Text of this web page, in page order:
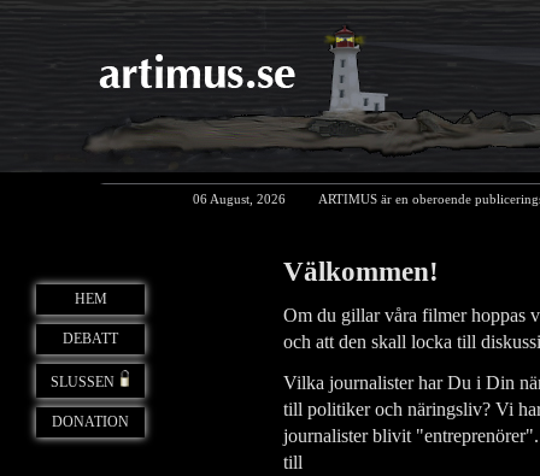
06 August, 2026 ARTIMUS är en oberoende
HEM
DEBATT
SLUSSEN
DONATION
Välkommen!
Om du gillar våra filmer hoppas
och att den skall locka till
Vilka journalister har Du i Din
till politiker och näringsliv? Vi
journalister blivit
till